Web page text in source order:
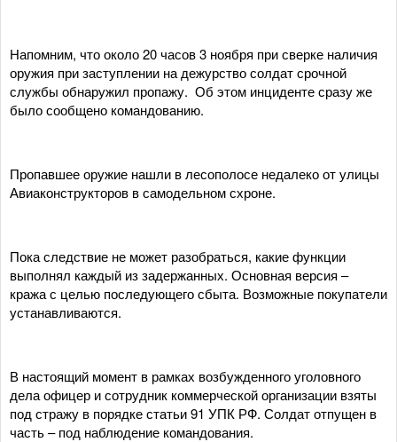
Напомним, что около 20 часов 3 ноября при сверке наличия
оружия при заступлении на дежурство солдат срочной
службы обнаружил пропажу. Об этом инциденте сразу же
было сообщено командованию.
Пропавшее оружие нашли в лесополосе недалеко от улицы
Авиаконструкторов в самодельном схроне.
Пока следствие не может разобраться, какие функции
выполнял каждый из задержанных. Основная версия –
кража с целью последующего сбыта. Возможные покупатели
устанавливаются.
В настоящий момент в рамках возбужденного уголовного
дела офицер и сотрудник коммерческой организации взяты
под стражу в порядке статьи 91 УПК РФ. Солдат отпущен в
часть – под наблюдение командования.